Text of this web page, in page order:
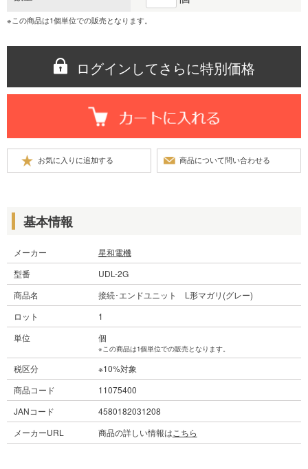
※この商品は1個単位での販売となります。
ログインしてさらに特別価格
基本情報
メーカー
星和電機
型番
UDL-2G
商品名
接続･エンドユニット L形マガリ(グレー)
ロット
1
単位
個
※この商品は1個単位での販売となります。
税区分
※10%対象
商品コード
11075400
JANコード
4580182031208
メーカーURL
商品の詳しい情報は こちら